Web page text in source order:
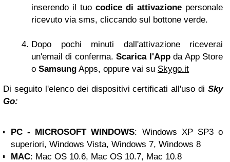
inserendo il tuo codice di attivazione personale
ricevuto via sms, cliccando sul bottone verde.
Dopo pochi minuti dall'attivazione riceverai
un'email di conferma.Scarica l'Appda App Store
o Samsung Apps, oppure vai su Skygo.it
Di seguito l'elenco dei dispositivi certificati all'uso di Sky
Go:
PC - MICROSOFTWINDOWS: Windows XP SP3 o
superiori, Windows Vista, Windows 7, Windows 8
MAC: Mac OS 10.6, Mac OS 10.7, Mac 10.8